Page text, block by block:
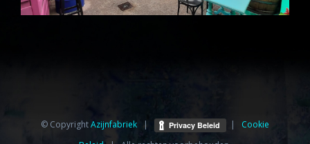
© CopyrightAzijnfabriek⁩ | | Cookie